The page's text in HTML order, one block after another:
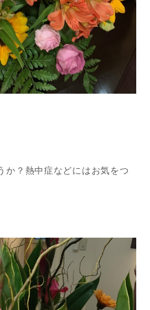
か？熱中症などにはお気をつ